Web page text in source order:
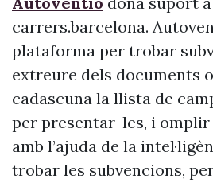
carrers.barcelona.
plataforma per trobar
extreure dels documents
cadascuna la llista de
per presentar-les, i
amb l’ajuda de la
trobar les subvencions,